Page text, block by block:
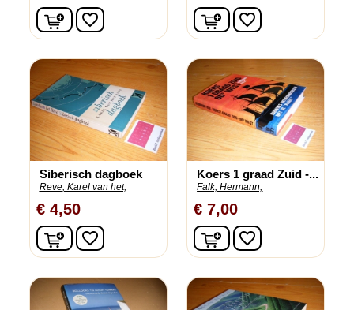
In winkelwagen
favorite_border In winkelwagen
favorite_border
Siberisch dagboek
Reve, Karel van het;
€ 4,50
In winkelwagen
favorite_border
Koers 1 graad Zuid -...
Falk, Hermann;
€ 7,00
In winkelwagen
favorite_border